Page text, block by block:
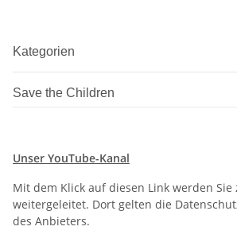
Kategorien
Save the Children
Unser YouTube-Kanal
Mit dem Klick auf diesen Link werden Sie
weitergeleitet. Dort gelten die
des Anbieters.